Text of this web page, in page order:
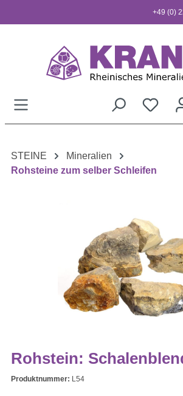
+49 (0)
STEINE
Mineralien
Rohsteine zum selber Schleifen
Rohstein:
Produktnummer: L54